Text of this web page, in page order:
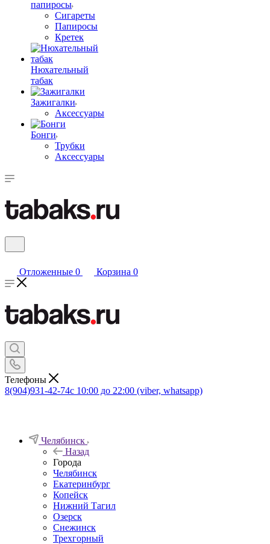
папиросы
Сигареты
Папиросы
Кретек
Нюхательный
табак
Зажигалки
Аксессуары
Бонги
Трубки
Аксессуары
Отложенные 0 Корзина 0
Телефоны
8(904)931-42-74с 10:00 до 22:00 (viber, whatsapp)
Челябинск
Назад
Города
Челябинск
Екатеринбург
Копейск
Нижний Тагил
Озерск
Снежинск
Трехгорный